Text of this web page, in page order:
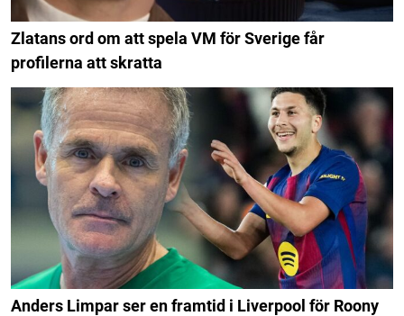
Zlatans ord om att spela VM för Sverige får
profilerna att skratta
Anders Limpar ser en framtid i Liverpool för Roony